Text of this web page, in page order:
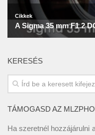
KERESÉS
TÁMOGASD AZ
Ha szeretnél hozzájárulni